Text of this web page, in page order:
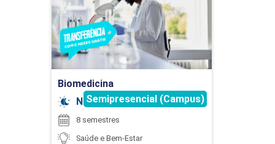
Biomedicina
Noturno
Semipresencial (Campus)
8 semestres
Saúde e Bem-Estar
Ir para Inscrição